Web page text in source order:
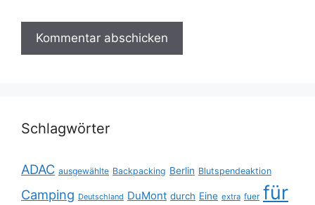
Schlagwörter
ADAC ausgewählte Backpacking Berlin Blutspendeaktion
Camping Deutschland DuMont durch Eine extra fuer für